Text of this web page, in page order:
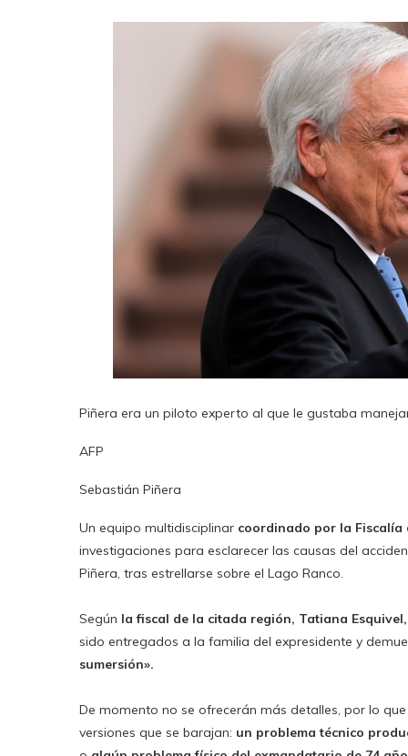
Piñera era un piloto experto al que le gustaba
AFP
Sebastián Piñera
Un equipo multidisciplinar coordinado por la Fiscalía
investigaciones para esclarecer las causas del
Piñera, tras estrellarse sobre el Lago Ranco.
Según la fiscal de la citada región, Tatiana Esquivel,
sido entregados a la familia del expresidente y
sumersión».
De momento no se ofrecerán más detalles, por lo
versiones que se barajan: un problema técnico